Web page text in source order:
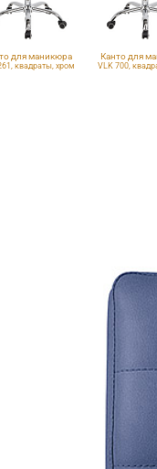
для маникюра
квадраты, хром
Канто для
VLK 700,